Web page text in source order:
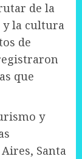
de la
y la cultura
de
que
y
Santa